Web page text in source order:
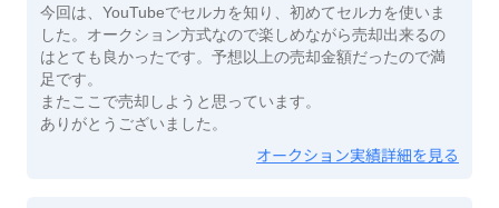
今回は、YouTubeでセルカを知り、初めてセルカを使いま
した。オークション方式なので楽しめながら売却出来るの
はとても良かったです。予想以上の売却金額だったので満
足です。
またここで売却しようと思っています。
ありがとうございました。
オークション実績詳細を見る